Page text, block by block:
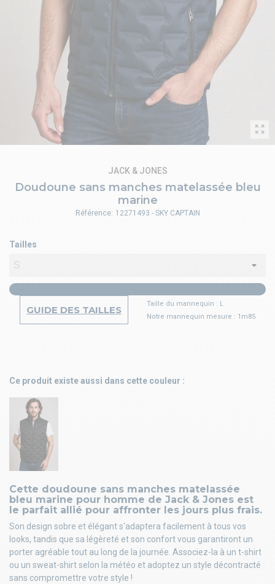
Doudoune sans manches matelassée bleu
marine
JACK & JONES
Cette doudoune sans manches matelassée
bleu marine pour homme de Jack & Jones est
le parfait allié pour affronter les jours plus frais.
Son design sobre et élégant s'adaptera facilement à tous vos
looks, tandis que sa légèreté et son confort vous garantiront un
porter agréable tout au long de la journée. Associez-la à un t-shirt
ou un sweat-shirt selon la météo et adoptez un style décontracté
sans compromettre votre style !
Tailles
GUIDE DES TAILLES
Taille du mannequin : L
Notre mannequin mesure : 1m85
Référence: 12271493 - SKY CAPTAIN
Ce produit existe aussi dans cette couleur :